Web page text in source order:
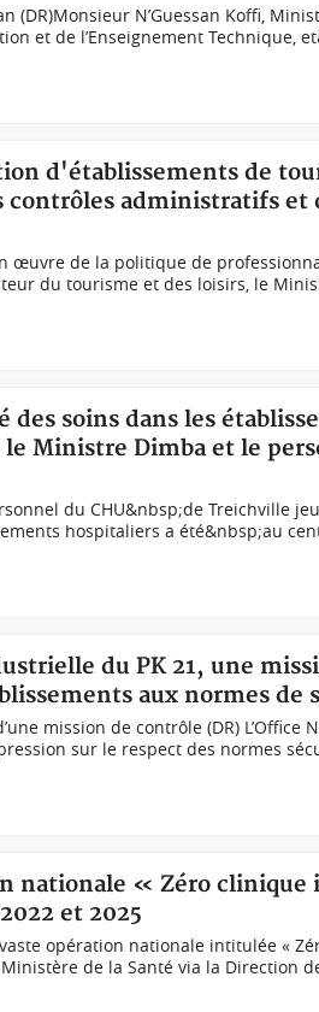
(DR)Monsieur N’Guessan Koffi,
et de l’Enseignement Technique,
d'établissements de
contrôles administratifs et
œuvre de la politique de
du tourisme et des loisirs, le
des soins dans les
Ministre Dimba et le
du CHU&nbsp;de Treichville
hospitaliers a été&nbsp;au
du PK 21, une
aux normes de
mission de contrôle (DR)
sur le respect des normes
nationale « Zéro clinique
et 2025
opération nationale intitulée «
de la Santé via la Direction